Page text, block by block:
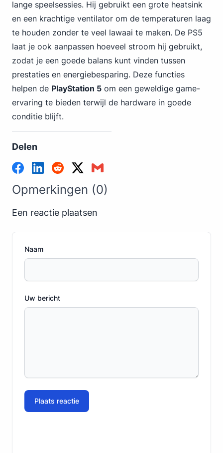
lange speelsessies. Hij gebruikt een grote heatsink
en een krachtige ventilator om de temperaturen laag
te houden zonder te veel lawaai te maken. De PS5
laat je ook aanpassen hoeveel stroom hij gebruikt,
zodat je een goede balans kunt vinden tussen
prestaties en energiebesparing. Deze functies
helpen de PlayStation 5 om een geweldige game-
ervaring te bieden terwijl de hardware in goede
conditie blijft.
Delen
Opmerkingen (0)
Een reactie plaatsen
Naam
Uw bericht
Plaats reactie